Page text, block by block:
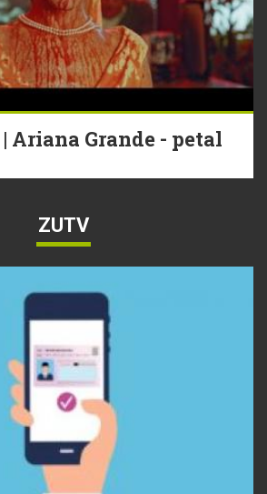
| Ariana Grande - petal
ZUTV